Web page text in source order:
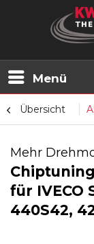
Menü
Übersicht
Mehr
für IVECO
440S42,